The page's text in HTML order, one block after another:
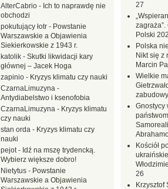
27
Polski
Polska
Nikt się z
Marcin
Wielkie
Gnostycy
Kościół
26
Krzysztof
AlterCabrio - Ich to naprawdę nie
obchodzi
pokutujący łotr - Powstanie
Warszawskie a Objawienia
Siekierkowskie z 1943 r.
katolik - Skutki likwidacji kary
głównej – Jacek Hoga
zapinio - Kryzys klimatu czy nauki
CzarnaLimuzyna -
Antydiabelstwo i ksenofobia
CzarnaLimuzyna - Kryzys klimatu
czy nauki
stan orda - Kryzys klimatu czy
nauki
pejot- Idź na mszę trydencką.
Wybierz większe dobro!
Nietytus - Powstanie
Warszawskie a Objawienia